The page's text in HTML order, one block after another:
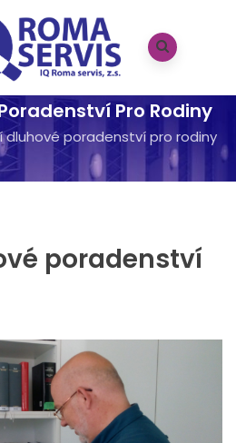
Pro Rodiny
dluhové poradenství pro rodiny
poradenství